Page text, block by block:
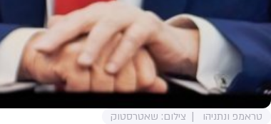
טראמפ ונתניהו צילום: שאטרסטוק